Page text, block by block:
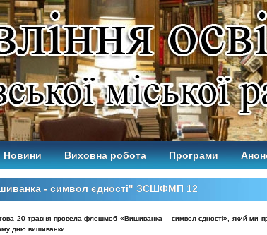
Новини Виховна робота Програми
- символ єдності" ЗСШФМП 12
20 травня провела флешмоб «Вишиванка – символ єдності», який ми
дню вишиванки.